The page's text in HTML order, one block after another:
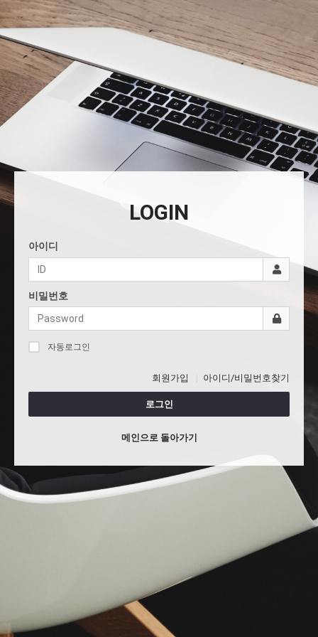
LOGIN
아이디
비밀번호
자동로그인
회원가입 아이디/비밀번호찾기
로그인
메인으로 돌아가기